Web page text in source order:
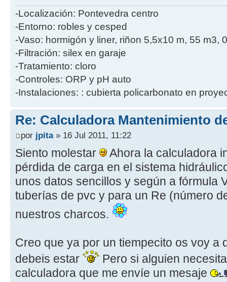
-Localización: Pontevedra centro
-Entorno: robles y cesped
-Vaso: hormigón y liner, riñon 5,5x10 m, 55 m3,
-Filtración: silex en garaje
-Tratamiento: cloro
-Controles: ORP y pH auto
-Instalaciones: : cubierta policarbonato en
Re: Calculadora Mantenimiento
por jpita» 16 Jul 2011, 11:22
Siento molestar
Ahora la calculadora
pérdida de carga en el sistema
unos datos sencillos y según a fórmula
tuberías de pvc y para un Re (número
nuestros charcos.
Creo que ya por un tiempecito os voy a
debeis estar
Pero si alguien
calculadora que me envíe un mesaje